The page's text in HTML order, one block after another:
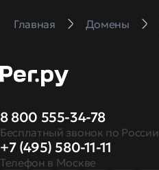
Главная Домены
8 800 555-34-78
Бесплатный звонок по России
+7 (495) 580-11-11
Телефон в Москве